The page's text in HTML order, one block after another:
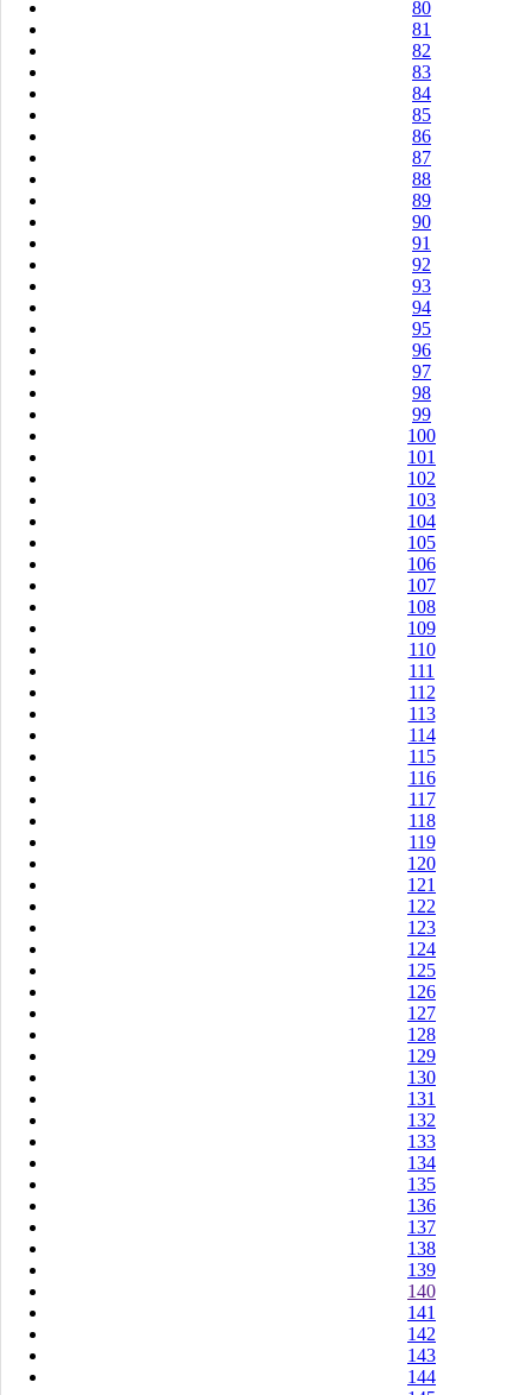
80
81
82
83
84
85
86
87
88
89
90
91
92
93
94
95
96
97
98
99
100
101
102
103
104
105
106
107
108
109
110
111
112
113
114
115
116
117
118
119
120
121
122
123
124
125
126
127
128
129
130
131
132
133
134
135
136
137
138
139
140
141
142
143
144